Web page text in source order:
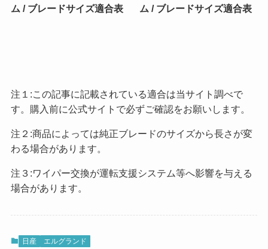
ム / ブレードサイズ適合表
ム / ブレードサイズ適合表
注１:この記事に記載されている適合は当サイト調べで
す。購入前に公式サイトで必ずご確認をお願いします。
注２:商品によっては純正ブレードのサイズから長さが変
わる場合があります。
注３:ワイパー交換が運転支援システム等へ影響を与える
場合があります。
日産 エルグランド